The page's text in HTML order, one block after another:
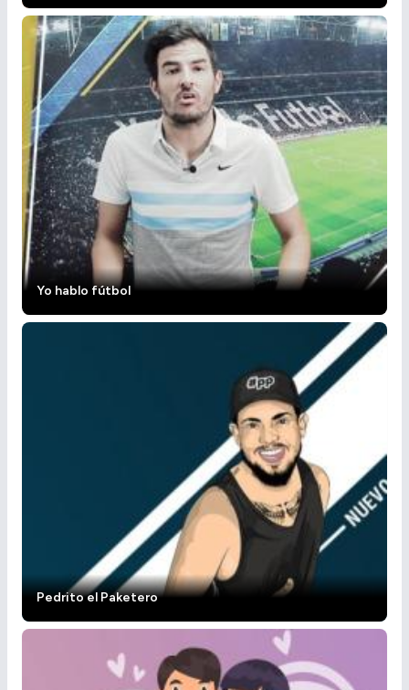
Yo hablo fútbol
Pedrito el Paketero